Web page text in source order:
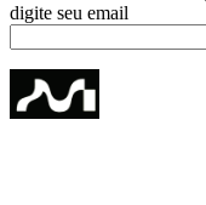
digite seu email